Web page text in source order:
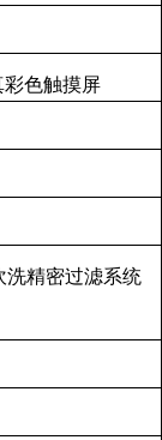
彩色触摸屏
洗精密过滤系统